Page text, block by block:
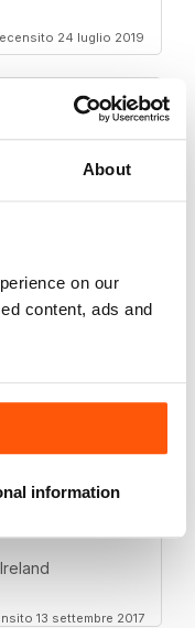
About
on our
content, ads and
information
24 luglio 2019
13 settembre 2017